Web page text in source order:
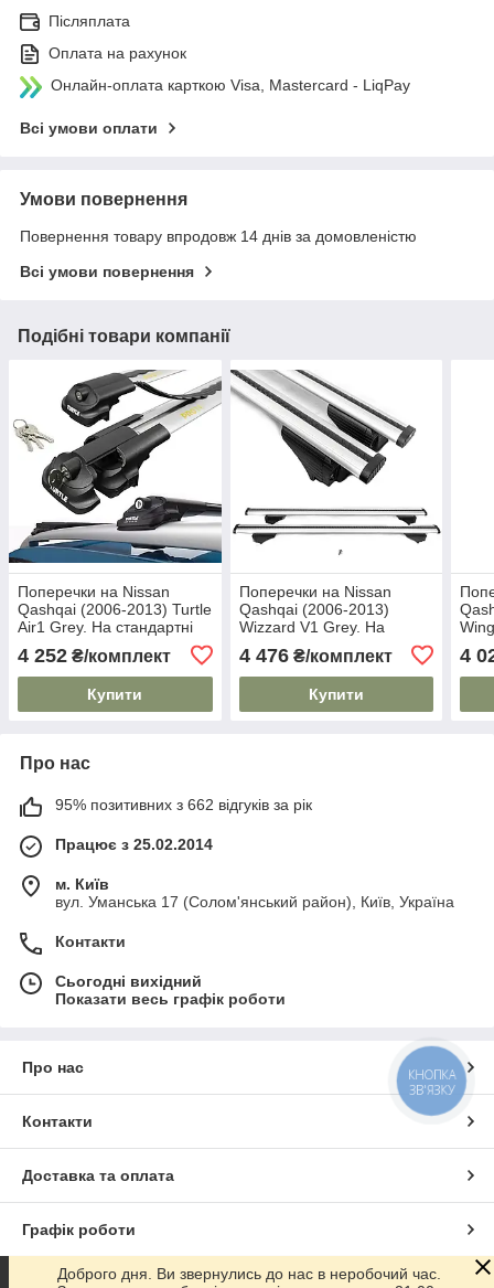
Післяплата
Оплата на рахунок
Онлайн-оплата карткою Visa, Mastercard - LiqPay
Всі умови оплати
Умови повернення
Повернення товару впродовж 14 днів за домовленістю
Всі умови повернення
Подібні товари компанії
Поперечки на Nissan
Qashqai (2006-2013) Turtle
Air1 Grey. На стандартні
ключах. Сірі
4 252 ₴/комплект
Купити
Поперечки на Nissan
Qashqai (2006-2013)
Wizzard V1 Grey. На
Пластиковий ключ. Сірі
4 476₴/комплект
Купити
4
Про нас
95% позитивних з 662 відгуків за рік
Працює з 25.02.2014
м. Київ
вул. Уманська 17 (Солом'янський район), Київ, Україна
Контакти
Сьогодні вихідний
Показати весь графік роботи
Про нас
Контакти
Доставка та оплата
Графік роботи
Повна версія сайту
Доброго дня. Ви звернулись до нас в неробочий час.
КНОПКА
ЗВ'ЯЗКУ